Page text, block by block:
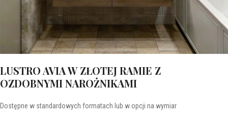
LUSTRO AVIA W ZŁOTEJ RAMIE Z
OZDOBNYMI NAROŻNIKAMI
Dostępne w standardowych formatach lub w opcji na wymiar